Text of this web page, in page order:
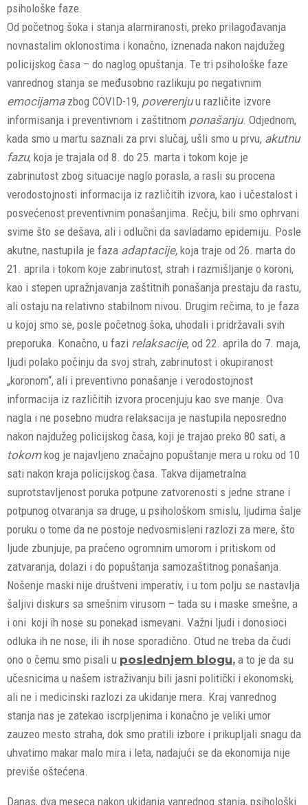
psihološke faze.
Od početnog šoka i stanja alarmiranosti, preko prilagođavanja
novnastalim oklonostima i konačno, iznenada nakon najdužeg
policijskog časa – do naglog opuštanja. Te tri psihološke faze
vanrednog stanja se međusobno razlikuju po negativnim
emocijamazbog COVID-19, poverenjuu različite izvore
informisanja i preventivnom i zaštitnom ponašanju. Odjednom,
kada smo u martu saznali za prvi slučaj, ušli smo u prvu, akutnu
fazu, koja je trajala od 8. do 25. marta i tokom koje je
zabrinutost zbog situacije naglo porasla, a rasli su procena
verodostojnosti informacija iz različitih izvora, kao i učestalost i
posvećenost preventivnim ponašanjima. Rečju, bili smo ophrvani
svime što se dešava, ali i odlučni da savladamo epidemiju. Posle
akutne, nastupila je faza adaptacije, koja traje od 26. marta do
21. aprila i tokom koje zabrinutost, strah i razmišljanje o koroni,
kao i stepen upražnjavanja zaštitnih ponašanja prestaju da rastu,
ali ostaju na relativno stabilnom nivou. Drugim rečima, to je faza
u kojoj smo se, posle početnog šoka, uhodali i pridržavali svih
preporuka. Konačno, u fazi relaksacije, od 22. aprila do 7. maja,
ljudi polako počinju da svoj strah, zabrinutost i okupiranost
„koronom“, ali i preventivno ponašanje i verodostojnost
informacija iz različitih izvora procenjuju kao sve manje. Ova
nagla i ne posebno mudra relaksacija je nastupila neposredno
nakon najdužeg policijskog časa, koji je trajao preko 80 sati, a
tokomkog je najavljeno značajno popuštanje mera u roku od 10
sati nakon kraja policijskog časa. Takva dijametralna
suprotstavljenost poruka potpune zatvorenosti s jedne strane i
potpunog otvaranja sa druge, u psihološkom smislu, ljudima šalje
poruku o tome da ne postoje nedvosmisleni razlozi za mere, što
ljude zbunjuje, pa praćeno ogromnim umorom i pritiskom od
zatvaranja, dolazi i do popuštanja samozaštitnog ponašanja.
Nošenje maski nije društveni imperativ, i u tom polju se nastavlja
šaljivi diskurs sa smešnim virusom – tada su i maske smešne, a
i oni koji ih nose su ponekad ismevani. Važni ljudi i donosioci
odluka ih ne nose, ili ih nose sporadično. Otud ne treba da čudi
ono o čemu smo pisali u poslednjem blogu, a to je da su
učesnicima u našem istraživanju bili jasni politički i ekonomski,
ali ne i medicinski razlozi za ukidanje mera. Kraj vanrednog
stanja nas je zatekao iscrpljenima i konačno je veliki umor
zauzeo mesto straha, dok smo pratili izbore i prikupljali snagu da
uhvatimo makar malo mira i leta, nadajući se da ekonomija nije
previše oštećena.
Danas, dva meseca nakon ukidanja vanrednog stanja, psihološki